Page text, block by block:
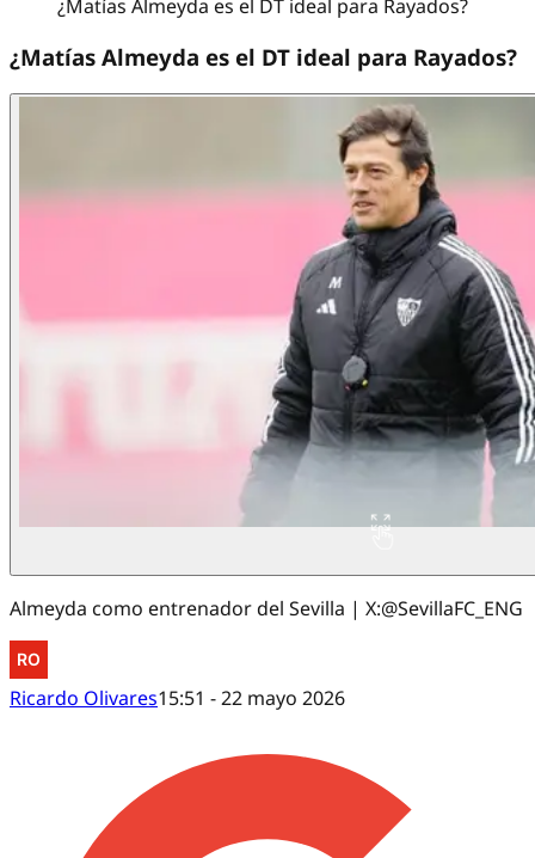
¿Matías Almeyda es el DT ideal para Rayados?
¿Matías Almeyda es el DT ideal para Rayados?
Almeyda como entrenador del Sevilla | X:@SevillaFC_ENG
Ricardo Olivares15:51 - 22 mayo 2026